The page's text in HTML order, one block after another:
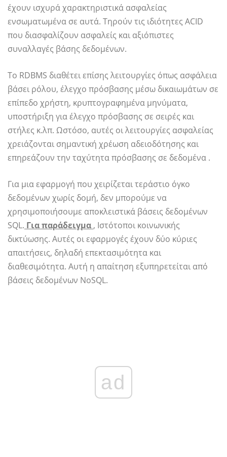
έχουν ισχυρά χαρακτηριστικά ασφαλείας
ενσωματωμένα σε αυτά. Τηρούν τις ιδιότητες ACID
που διασφαλίζουν ασφαλείς και αξιόπιστες
συναλλαγές βάσης δεδομένων.
Το RDBMS διαθέτει επίσης λειτουργίες όπως ασφάλεια
βάσει ρόλου, έλεγχο πρόσβασης μέσω δικαιωμάτων σε
επίπεδο χρήστη, κρυπτογραφημένα μηνύματα,
υποστήριξη για έλεγχο πρόσβασης σε σειρές και
στήλες κ.λπ. Ωστόσο, αυτές οι λειτουργίες ασφαλείας
χρειάζονται σημαντική χρέωση αδειοδότησης και
επηρεάζουν την ταχύτητα πρόσβασης σε δεδομένα .
Για μια εφαρμογή που χειρίζεται τεράστιο όγκο
δεδομένων χωρίς δομή, δεν μπορούμε να
χρησιμοποιήσουμε αποκλειστικά βάσεις δεδομένων
SQL. Για παράδειγμα , Ιστότοποι κοινωνικής
δικτύωσης. Αυτές οι εφαρμογές έχουν δύο κύριες
απαιτήσεις, δηλαδή επεκτασιμότητα και
διαθεσιμότητα. Αυτή η απαίτηση εξυπηρετείται από
βάσεις δεδομένων NoSQL.
ad